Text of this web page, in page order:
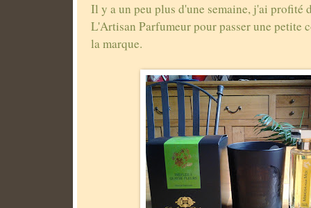
Il y a un peu plus d'une semaine, j'ai profité
L'Artisan Parfumeur pour passer une petite
la marque.